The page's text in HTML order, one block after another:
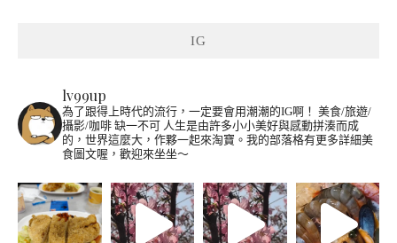
IG
lv99up
為了跟得上時代的流行，一定要會用潮潮的IG啊！ 美食/旅遊/
攝影/咖啡 缺一不可 人生是由許多小小美好與感動拼湊而成
的，世界這麼大，作夥一起來淘寶。我的部落格有更多詳細美
食圖文喔，歡迎來坐坐～